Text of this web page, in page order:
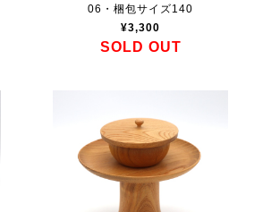
06・梱包サイズ140
¥3,300
SOLD OUT